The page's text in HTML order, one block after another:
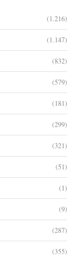
(1.216)
(1.147)
(832)
(579)
(181)
(299)
(321)
(51)
(1)
(9)
(287)
(355)